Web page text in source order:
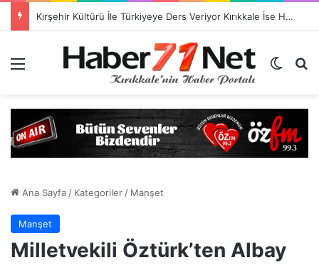
Kırşehir Kültürü İle Türkiyeye Ders Veriyor Kırıkkale İse Hala Seyrediyor !!!
Dış
Ana Sayfa/ Kategoriler/ Manşet
Manşet
Milletvekili Öztürk’ten Albay